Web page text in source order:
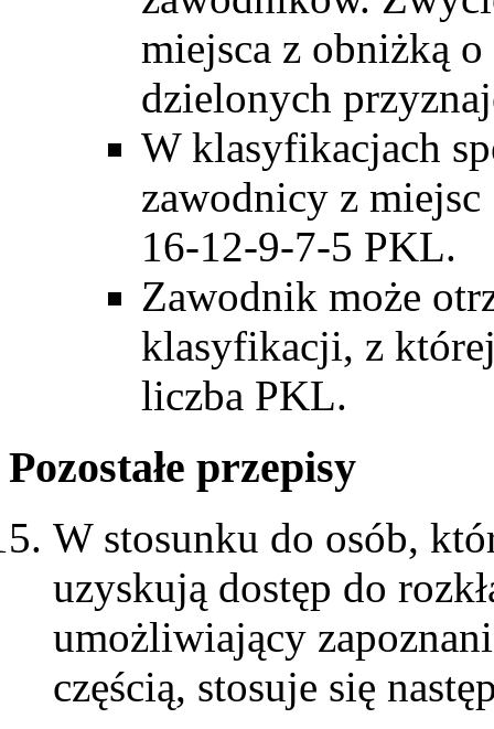
miejsca z obniżką
dzielonych
W klasyfikacjach
zawodnicy z
16-12-9-7-5 PKL.
Zawodnik może
klasyfikacji, z
liczba PKL.
Pozostałe przepisy
W stosunku do osób,
uzyskują dostęp do
umożliwiający
częścią, stosuje się